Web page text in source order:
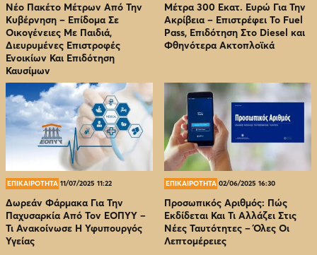
Νέο Πακέτο Μέτρων Από Την
Κυβέρνηση – Επίδομα Σε
Οικογένειες Με Παιδιά,
Διευρυμένες Επιστροφές
Ενοικίων Και Επιδότηση
Καυσίμων
Μέτρα 300 Εκατ. Ευρώ Για Την
Ακρίβεια – Επιστρέφει Το Fuel
Pass, Επιδότηση Στο Diesel και
Φθηνότερα Ακτοπλοϊκά
ΕΠΙΚΑΙΡΟΤΗΤΑ 11/07/2025 11:22
Δωρεάν Φάρμακα Για Την
Παχυσαρκία Από Τον EOΠΥΥ –
Τι Ανακοίνωσε Η Υφυπουργός
Υγείας
ΕΠΙΚΑΙΡΟΤΗΤΑ 02/06/2025 16:30
Προσωπικός Αριθμός: Πώς
Εκδίδεται Και Τι Αλλάζει Στις
Νέες Ταυτότητες – Όλες Οι
Λεπτομέρειες